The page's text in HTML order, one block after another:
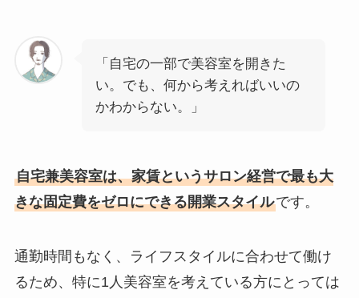
「自宅の一部で美容室を開きた
い。でも、何から考えればいいの
かわからない。」
自宅兼美容室は、家賃というサロン経営で最も大
きな固定費をゼロにできる開業スタイルです。
通勤時間もなく、ライフスタイルに合わせて働け
るため、特に1人美容室を考えている方にとっては